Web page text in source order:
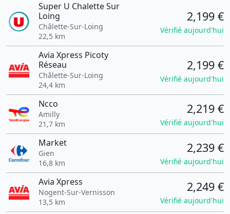
Super U Chalette Sur
Loing
Châlette-Sur-Loing
22,5 km
2,199 €
Vérifié aujourd'hui
Avia Xpress Picoty
Réseau
Châlette-Sur-Loing
24,4 km
2,199 €
Vérifié aujourd'hui
Ncco
Amilly
21,7 km
2,219 €
Vérifié aujourd'hui
Market
Gien
16,8 km
2,239 €
Vérifié aujourd'hui
Avia Xpress
Nogent-Sur-Vernisson
13,5 km
2,249 €
Vérifié aujourd'hui